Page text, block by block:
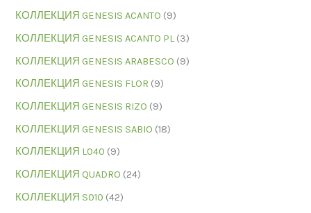
КОЛЛЕКЦИЯ GENESIS ACANTO (9)
КОЛЛЕКЦИЯ GENESIS ACANTO PL (3)
КОЛЛЕКЦИЯ GENESIS ARABESCO (9)
КОЛЛЕКЦИЯ GENESIS FLOR (9)
КОЛЛЕКЦИЯ GENESIS RIZO (9)
КОЛЛЕКЦИЯ GENESIS SABIO (18)
КОЛЛЕКЦИЯ L040 (9)
КОЛЛЕКЦИЯ QUADRO (24)
КОЛЛЕКЦИЯ S010 (42)